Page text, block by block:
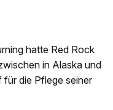
hatte Red Rock
in Alaska und
für die Pflege seiner